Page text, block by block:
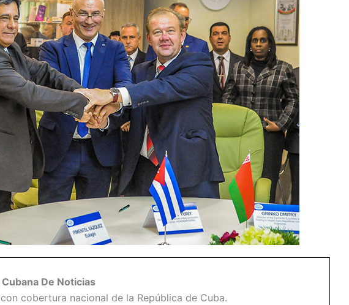
De Noticias
cobertura nacional de la República de Cuba.